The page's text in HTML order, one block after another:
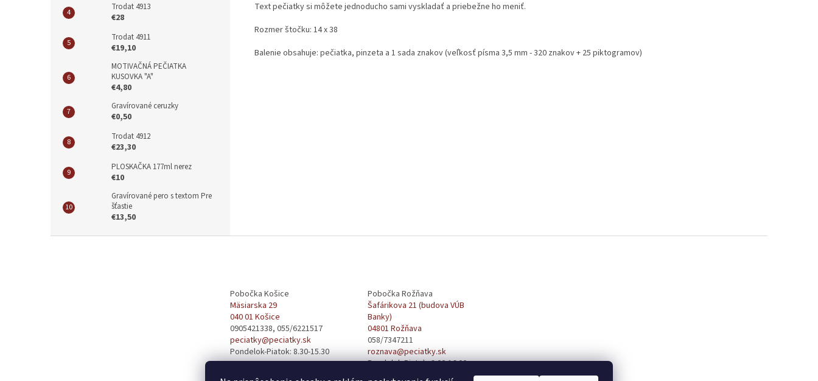
Trodat 4913
€28
Trodat 4911
€19,10
MOTIVAČNÁ PEČIATKA
KUSOVKA "A"
€4,80
Gravírované ceruzky
€0,50
Trodat 4912
€23,30
PLOSKAČKA 177ml nerez
€10
Gravírované pero s textom Pre
šťastie
€13,50
Text pečiatky si môžete jednoducho sami vyskladať a priebežne ho meniť.
Rozmer štočku: 14 x 38
Balenie obsahuje: pečiatka, pinzeta a 1 sada znakov (veľkosť písma 3,5 mm - 320 znakov + 25 piktogramov)
Pobočka Košice
Mäsiarska 29
040 01 Košice
0905421338, 055/6221517
peciatky@peciatky.sk
Pondelok-Piatok: 8.30-15.30
Pobočka Rožňava
Šafárikova 21 (budova VÚB
Banky)
04801 Rožňava
058/7347211
roznava@peciatky.sk
Pondelok-Piatok: 8:00-16:00
obedňajšia prestávka od 12:00